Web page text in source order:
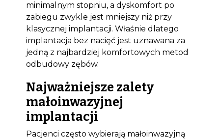
minimalnym stopniu, a dyskomfort po
zabiegu zwykle jest mniejszy niż przy
klasycznej implantacji. Właśnie dlatego
implantacja bez nacięć jest uznawana za
jedną z najbardziej komfortowych metod
odbudowy zębów.
Najważniejsze zalety
małoinwazyjnej
implantacji
Pacjenci często wybierają małoinwazyjną